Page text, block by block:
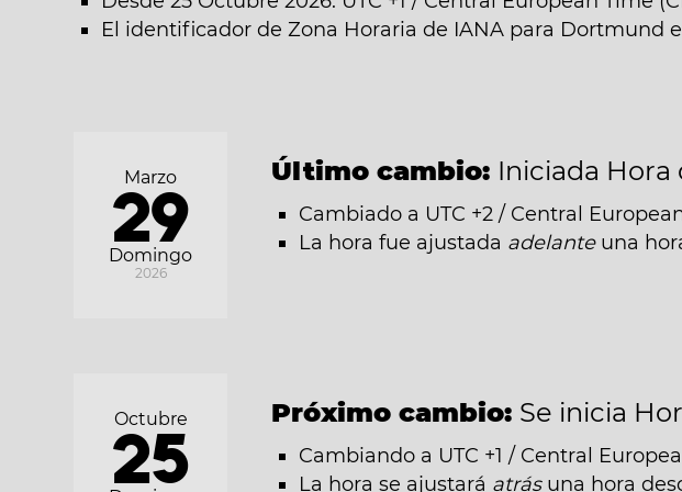
El identificador de Zona Horaria de IANA para Dortmund
Domingo
Marzo
29
2026
Último cambio: Iniciada Hora
Cambiado a UTC +2 / Central
La hora fue ajustada adelanteuna
Octubre
25
Próximo cambio: Se inicia
Cambiando a UTC +1 / Central
La hora se ajustará atrásuna hora